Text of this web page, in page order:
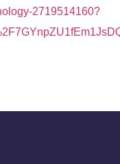
2719514160?